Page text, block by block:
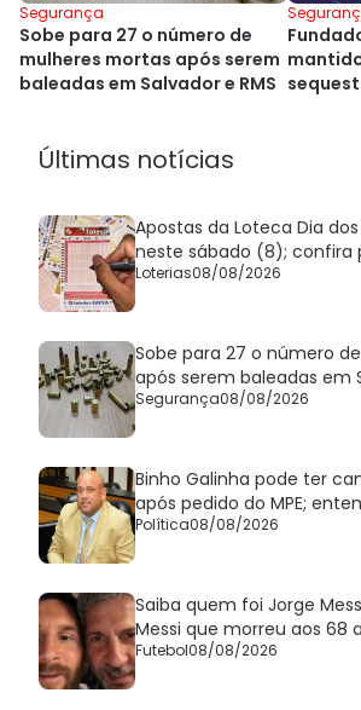
Segurança
Sobe para 27 o número de
mulheres mortas após serem
baleadas em Salvador e RMS
Últimas notícias
Apostas da Loteca Dia
neste sábado (8); confira
Loterias08/08/2026
Sobe para 27 o número
após serem baleadas em
Segurança08/08/2026
Binho Galinha pode ter
após pedido do MPE;
Política08/08/2026
Saiba quem foi Jorge
Messi que morreu aos 68
Futebol08/08/2026